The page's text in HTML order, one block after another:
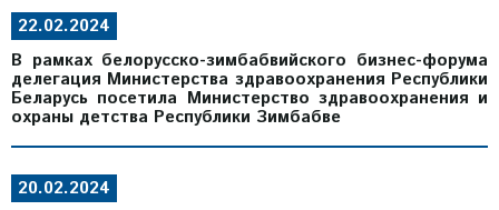
22.02.2024
В рамках белорусско-зимбабвийского бизнес-форума
делегация Министерства здравоохранения Республики
Беларусь посетила Министерство здравоохранения и
охраны детства Республики Зимбабве
20.02.2024